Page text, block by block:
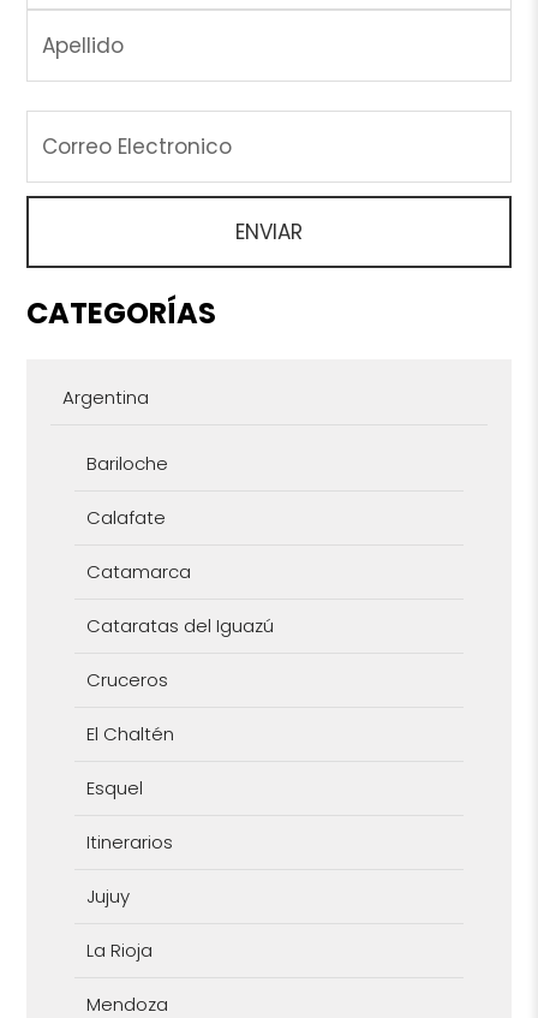
CATEGORÍAS
Argentina
Bariloche
Calafate
Catamarca
Cataratas del Iguazú
Cruceros
El Chaltén
Esquel
Itinerarios
Jujuy
La Rioja
Mendoza